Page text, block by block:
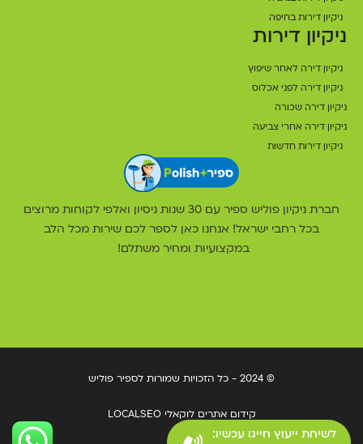
ניקיון דירות בחיפה
ניקיון דירות
ניקיון דירה לאחר שיפוץ
ניקיון דירה לפני אכלוס
ניקיון דירה שכורה
ניקיון דירה אחרי צביעה
ניקיון דירות חדשות
חברת ניקיון פוליש ספיר עם 30 שנות ניסיון ואלפי לקוחות מרוצים
בכל רחבי ישראל! אנחנו כאן לספר לכם שירות מכל הלב
במקצועיות ומחיר משתלם!
לשיחת ייעוץ חייגו עכשיו:
© 2024 - כל הזכויות שמורות לספיר פוליש
קידום אתרים לוקאלי LOCALSEO